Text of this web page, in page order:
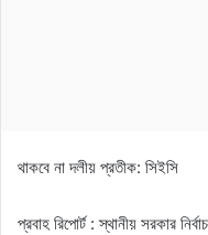
থাকবে না দলীয় প্রতীক: সিইসি
প্রবাহ রিপোর্ট : স্থানীয় সরকার